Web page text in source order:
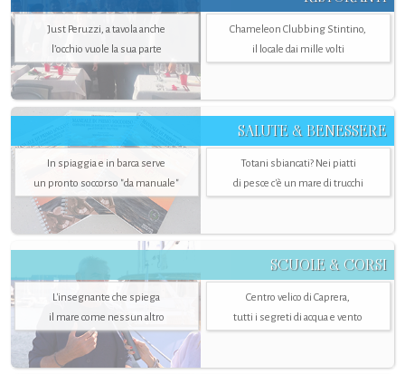
Just Peruzzi, a tavola anche
l’occhio vuole la sua parte
Chameleon Clubbing Stintino,
il locale dai mille volti
SALUTE & BENESSERE
In spiaggia e in barca serve
un pronto soccorso "da manuale"
Totani sbiancati? Nei piatti
di pesce c'è un mare di trucchi
SCUOLE & CORSI
L'insegnante che spiega
il mare come nessun altro
Centro velico di Caprera,
tutti i segreti di acqua e vento